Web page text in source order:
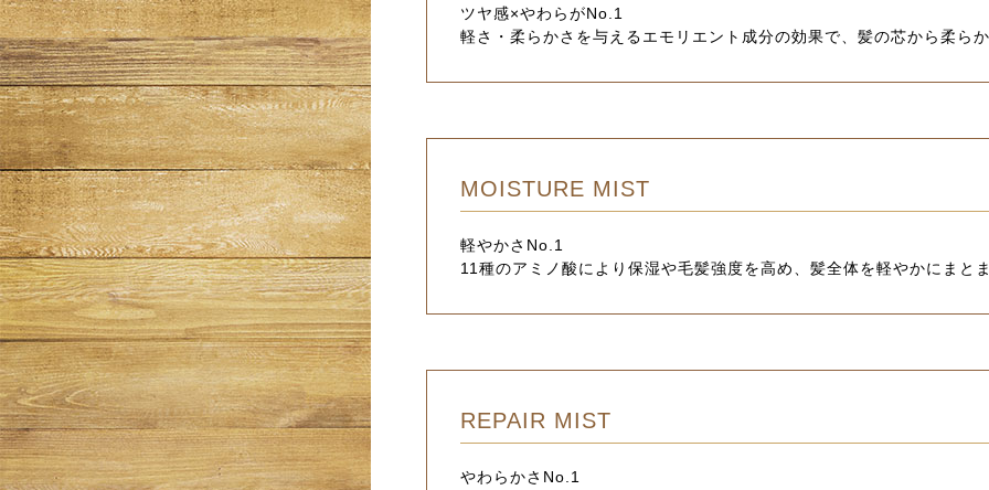
ツヤ感×やわらがNo.1
軽さ・柔らかさを与えるエモリエント成分の効果で、髪の芯から柔らか
MOISTURE MIST
軽やかさNo.1
11種のアミノ酸により保湿や毛髪強度を高め、髪全体を軽やかにまと
REPAIR MIST
やわらかさNo.1